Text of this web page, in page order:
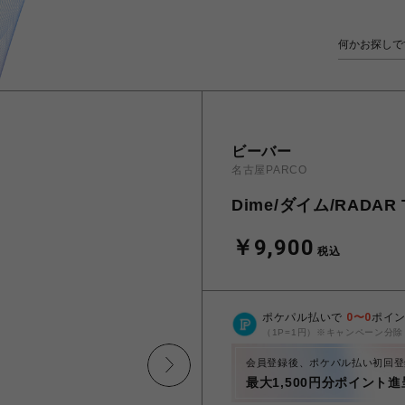
ビーバー
名古屋PARCO
Dime/ダイム/RADAR
￥9,900 税込
ポケパル払いで 0〜0ポイ
（1P=1円）※キャンペーン分除
会員登録後、ポケパル払い初回
最大1,500円分ポイント進